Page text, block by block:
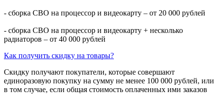
- сборка СВО на процессор и видеокарту – от 20 000 рублей
- сборка СВО на процессор и видеокарту + несколько
радиаторов – от 40 000 рублей
Как получить скидку на товары?
Скидку получают покупатели, которые совершают
единоразовую покупку на сумму не менее 100 000 рублей, или
в том случае, если общая стоимость оплаченных ими заказов